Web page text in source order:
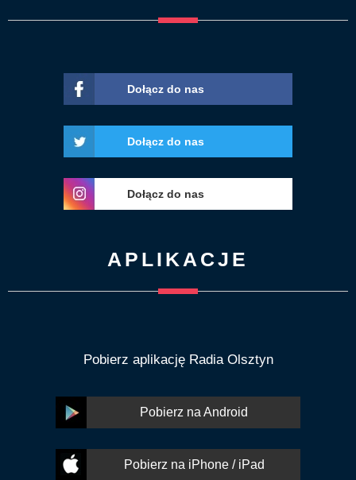
Dołącz do nas
Dołącz do nas
Dołącz do nas
APLIKACJE
Pobierz aplikację Radia Olsztyn
Pobierz na Android
Pobierz na iPhone / iPad